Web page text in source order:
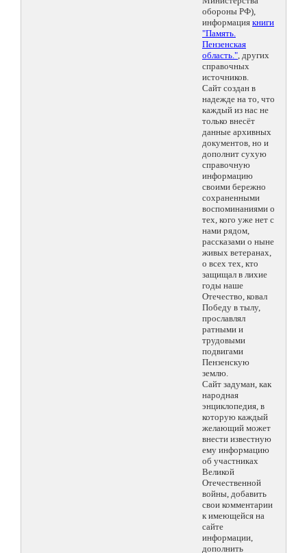
обороны РФ),
информация книги
"Память.
Пензенская
область.", других
справочных
источников.
Сайт создан в
надежде на то, что
каждый из нас не
только внесёт
данные архивных
документов, но и
дополнит сухую
справочную
информацию
своими бережно
сохраненными
воспоминаниями о
тех, кого уже нет с
нами рядом,
рассказами о ныне
живых ветеранах,
о всех тех, кто
защищал в лихие
годы наше
Отечество, ковал
Победу в тылу,
прославлял
ратными и
трудовыми
подвигами
Пензенскую
землю.
Сайт задуман, как
народная
энциклопедия, в
которую каждый
желающий может
внести известную
ему информацию
об участниках
Великой
Отечественной
войны, добавить
свои комментарии
к имеющейся на
сайте
информации,
дополнить